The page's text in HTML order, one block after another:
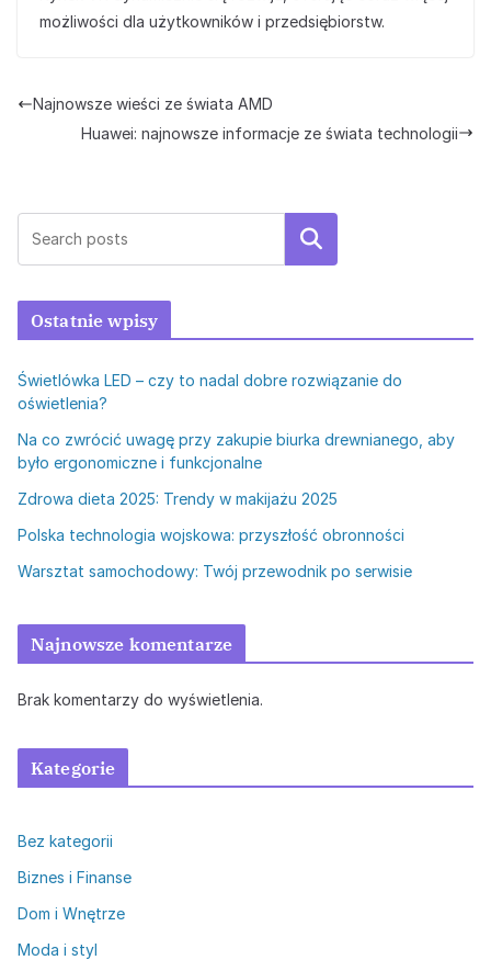
możliwości dla użytkowników i przedsiębiorstw.
Najnowsze wieści ze świata AMD
Huawei: najnowsze informacje ze świata technologii
Szukaj
Ostatnie wpisy
Świetlówka LED – czy to nadal dobre rozwiązanie do
oświetlenia?
Na co zwrócić uwagę przy zakupie biurka drewnianego, aby
było ergonomiczne i funkcjonalne
Zdrowa dieta 2025: Trendy w makijażu 2025
Polska technologia wojskowa: przyszłość obronności
Warsztat samochodowy: Twój przewodnik po serwisie
Najnowsze komentarze
Brak komentarzy do wyświetlenia.
Kategorie
Bez kategorii
Biznes i Finanse
Dom i Wnętrze
Moda i styl